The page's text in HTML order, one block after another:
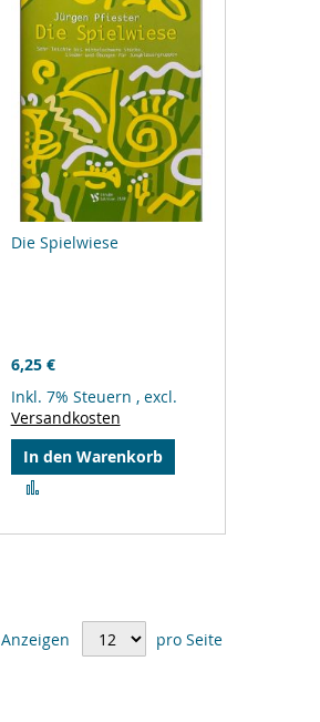
Die Spielwiese
6,25 €
Inkl. 7% Steuern , excl.
Versandkosten
In den Warenkorb
Anzeigen pro Seite